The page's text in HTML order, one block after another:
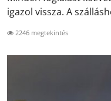
igazol vissza. A
2246 megtekintés